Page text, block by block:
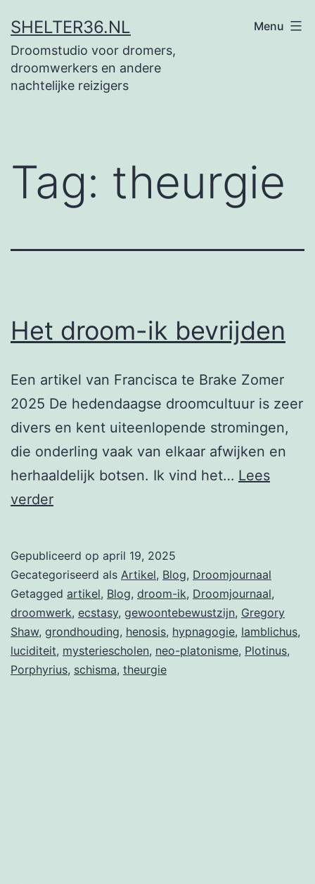
naar
de
inhoud
SHELTER36.NL
Droomstudio voor dromers,
droomwerkers en andere
nachtelijke reizigers
Menu
Tag: theurgie
Het droom-ik bevrijden
Een artikel van Francisca te Brake Zomer
2025 De hedendaagse droomcultuur is zeer
divers en kent uiteenlopende stromingen,
die onderling vaak van elkaar afwijken en
herhaaldelijk botsen. Ik vind het… Lees
verderHet
bevrijden
Gepubliceerd op april 19, 2025
Gecategoriseerd als Artikel, Blog, Droomjournaal
Getagged artikel, Blog, droom-ik, Droomjournaal,
droomwerk, ecstasy, gewoontebewustzijn, Gregory
Shaw, grondhouding, henosis, hypnagogie, Iamblichus,
luciditeit, mysteriescholen, neo-platonisme, Plotinus,
Porphyrius, schisma, theurgie